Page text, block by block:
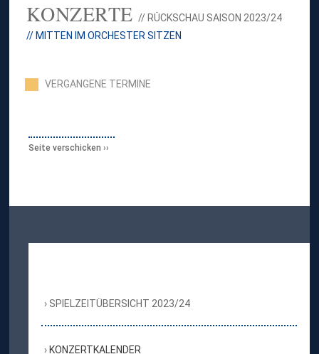
KONZERTE// RÜCKSCHAU SAISON 2023/24
// MITTEN IM ORCHESTER SITZEN
VERGANGENE TERMINE
Seite verschicken
SPIELZEITÜBERSICHT 2023/24
KONZERTKALENDER